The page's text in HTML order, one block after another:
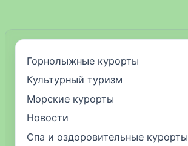
Горнолыжные курорты
Культурный туризм
Морские курорты
Новости
Спа и оздоровительные курорты